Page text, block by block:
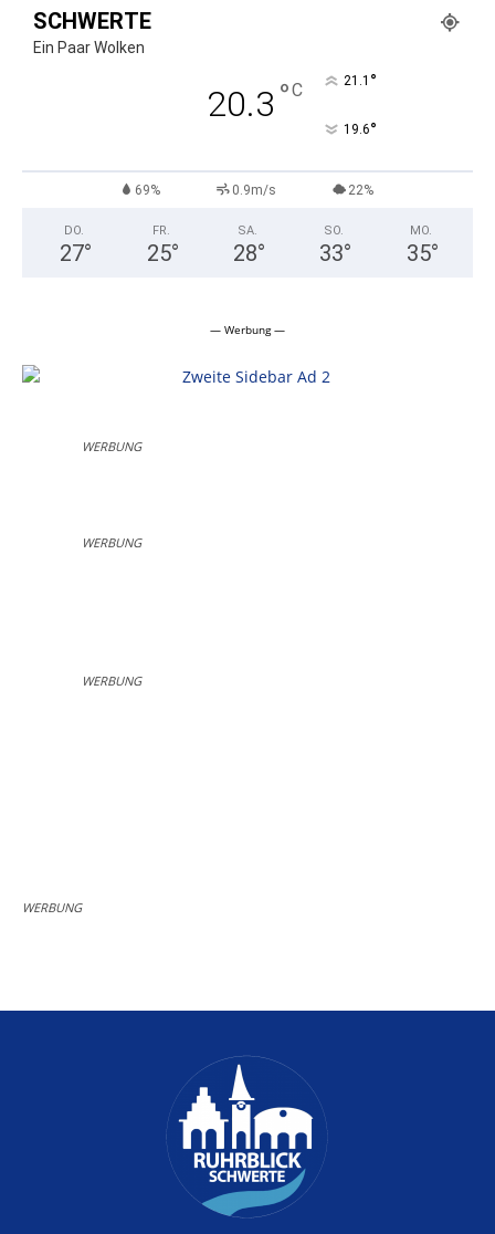
SCHWERTE
Ein Paar Wolken
20.3 °C 21.1 °
19.6°
69% 0.9m/s 22%
DO.
27°
FR.
25°
SA.
28°
SO.
33°
MO.
35°
— Werbung —
WERBUNG
WERBUNG
WERBUNG
WERBUNG